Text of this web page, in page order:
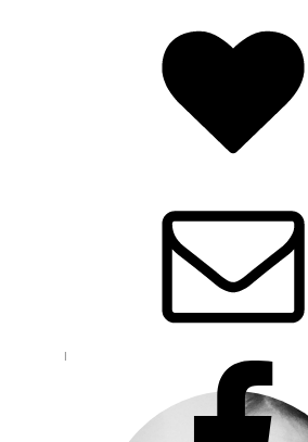
HALLO & ♥-LICH WILLKOMMEN!